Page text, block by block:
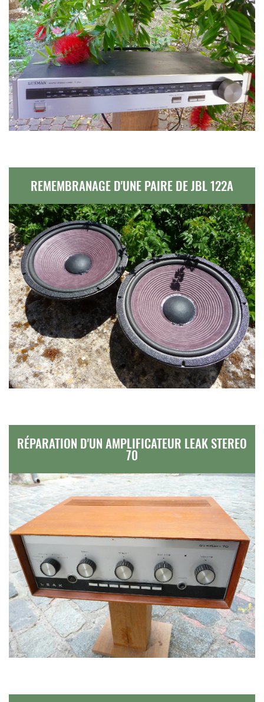
REMEMBRANAGE D'UNE PAIRE DE JBL 122A
RÉPARATION D'UN AMPLIFICATEUR LEAK STEREO
70